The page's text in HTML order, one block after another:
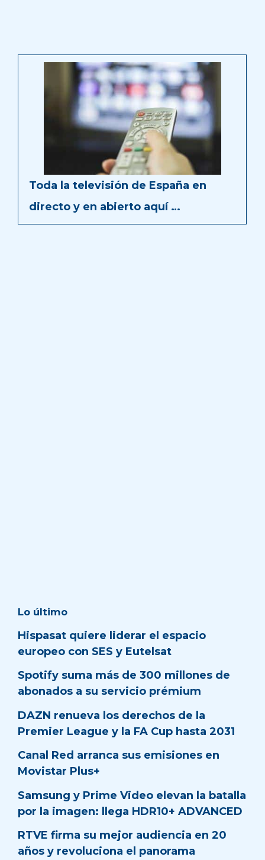
Toda la televisión de España en
directo y en abierto aquí …
Lo último
Hispasat quiere liderar el espacio
europeo con SES y Eutelsat
Spotify suma más de 300 millones de
abonados a su servicio prémium
DAZN renueva los derechos de la
Premier League y la FA Cup hasta 2031
Canal Red arranca sus emisiones en
Movistar Plus+
Samsung y Prime Video elevan la batalla
por la imagen: llega HDR10+ ADVANCED
RTVE firma su mejor audiencia en 20
años y revoluciona el panorama